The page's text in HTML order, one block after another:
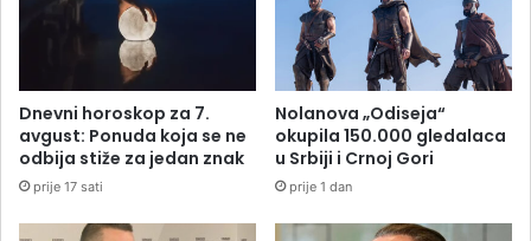
Dnevni horoskop za 7.
avgust: Ponuda koja se ne
odbija stiže za jedan znak
prije 17 sati
Nolanova „Odiseja“
okupila 150.000 gledalaca
u Srbiji i Crnoj Gori
prije 1 dan